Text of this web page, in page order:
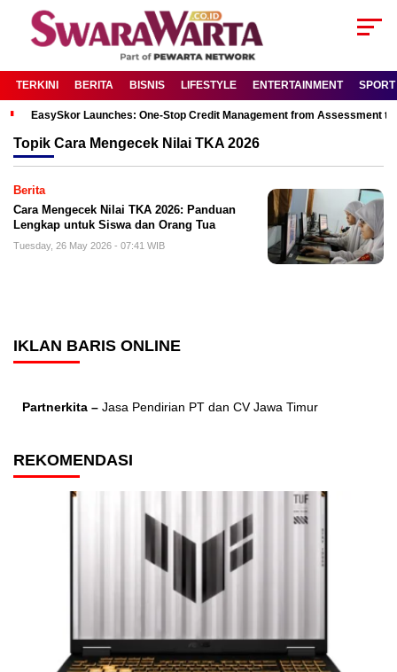
TERKINI BERITA BISNIS LIFESTYLE ENTERTAINMENT SPORT
EasySkor Launches: One-Stop Credit Management from Assessment
Topik Cara Mengecek Nilai TKA 2026
Berita
Cara Mengecek Nilai TKA 2026: Panduan
Lengkap untuk Siswa dan Orang Tua
Tuesday, 26 May 2026 - 07:41 WIB
IKLAN BARIS ONLINE
Partnerkita – Jasa Pendirian PT dan CV Jawa Timur
REKOMENDASI